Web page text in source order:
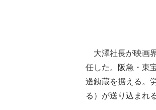
大澤社長が映画
任した。阪急・東
邊銕蔵を据える。
る）が送り込まれ